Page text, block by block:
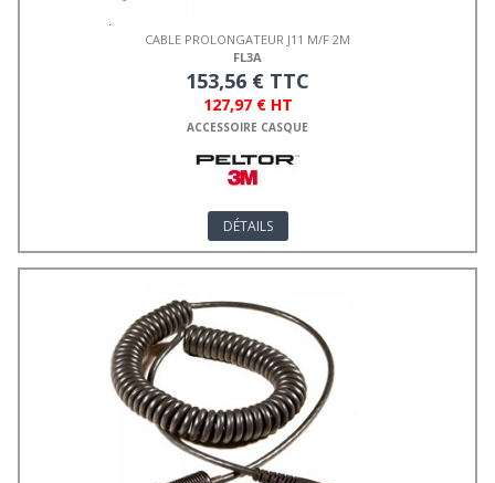
CABLE PROLONGATEUR J11 M/F 2M
FL3A
153,56 € TTC
127,97 € HT
ACCESSOIRE CASQUE
DÉTAILS